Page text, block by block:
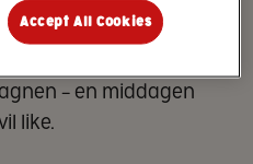
– en middagen
like.
Accept All Cookies